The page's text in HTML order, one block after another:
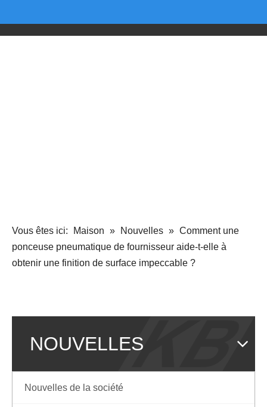
Vous êtes ici: Maison » Nouvelles » Comment une
ponceuse pneumatique de fournisseur aide-t-elle à
obtenir une finition de surface impeccable ?
NOUVELLES
Nouvelles de la société